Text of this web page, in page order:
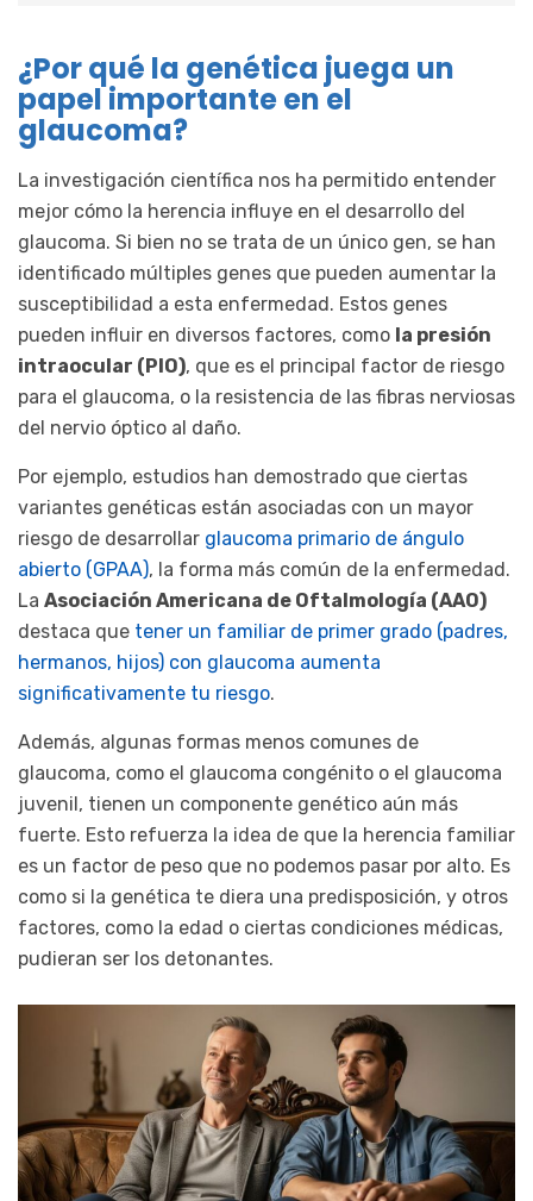
¿Por qué la genética juega un
papel importante en el
glaucoma?
La investigación científica nos ha permitido entender
mejor cómo la herencia influye en el desarrollo del
glaucoma. Si bien no se trata de un único gen, se han
identificado múltiples genes que pueden aumentar la
susceptibilidad a esta enfermedad. Estos genes
pueden influir en diversos factores, como la presión
intraocular (PIO), que es el principal factor de riesgo
para el glaucoma, o la resistencia de las fibras nerviosas
del nervio óptico al daño.
Por ejemplo, estudios han demostrado que ciertas
variantes genéticas están asociadas con un mayor
riesgo de desarrollar glaucoma primario de ángulo
abierto (GPAA), la forma más común de la enfermedad.
La Asociación Americana de Oftalmología (AAO)
destaca que tener un familiar de primer grado (padres,
hermanos, hijos) con glaucoma aumenta
significativamente tu riesgo.
Además, algunas formas menos comunes de
glaucoma, como el glaucoma congénito o el glaucoma
juvenil, tienen un componente genético aún más
fuerte. Esto refuerza la idea de que la herencia familiar
es un factor de peso que no podemos pasar por alto. Es
como si la genética te diera una predisposición, y otros
factores, como la edad o ciertas condiciones médicas,
pudieran ser los detonantes.